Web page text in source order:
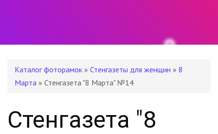
Каталог фоторамок » Стенгазеты для женщин » 8
Марта » Стенгазета "8 Марта" №14
Стенгазета "8